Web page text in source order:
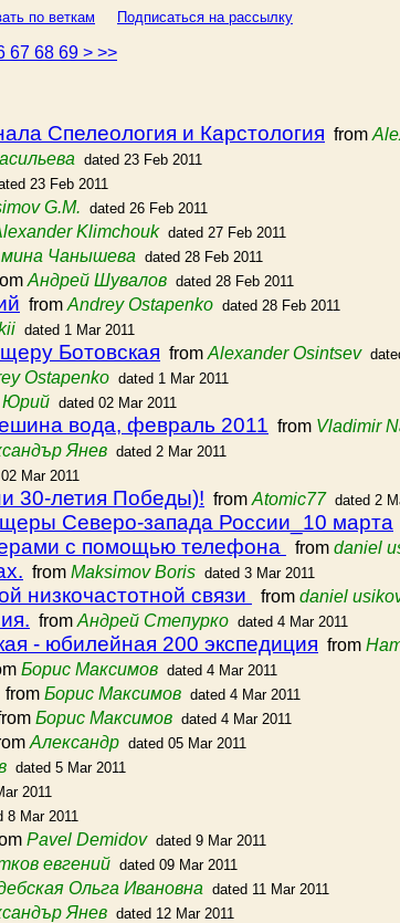
по веткам Подписаться на рассылку
67 68 69 > >>
Спелеология и Карстология from
dated 23 Feb 2011
23 Feb 2011
G.M. dated 26 Feb 2011
Klimchouk dated 27 Feb 2011
Чанышева dated 28 Feb 2011
Андрей Шувалов dated 28 Feb 2011
from Andrey Ostapenko dated 28 Feb 2011
dated 1 Mar 2011
Ботовская from Alexander Osintsev
Ostapenko dated 1 Mar 2011
Юрий dated 02 Mar 2011
вода, февраль 2011 from Vladimir
Янев dated 2 Mar 2011
Mar 2011
30-летия Победы)! from Atomic77 dated 2
Северо-запада России_10 марта
с помощью телефона from daniel
from Maksimov Boris dated 3 Mar 2011
низкочастотной связи from daniel
from Андрей Степурко dated 4 Mar 2011
- юбилейная 200 экспедиция from
Борис Максимов dated 4 Mar 2011
from Борис Максимов dated 4 Mar 2011
Борис Максимов dated 4 Mar 2011
Александр dated 05 Mar 2011
dated 5 Mar 2011
2011
8 Mar 2011
Pavel Demidov dated 9 Mar 2011
евгений dated 09 Mar 2011
Ольга Ивановна dated 11 Mar 2011
Янев dated 12 Mar 2011